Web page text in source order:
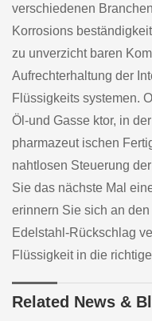
verschiedenen
Korrosions
zu unverzicht baren
Aufrechterhaltung der
Flüssigkeits systemen.
Öl-und Gasse ktor, in
pharmazeut ischen
nahtlosen Steuerung
Sie das nächste Mal
erinnern Sie sich an
Edelstahl-Rückschlag
Flüssigkeit in die
Related News &